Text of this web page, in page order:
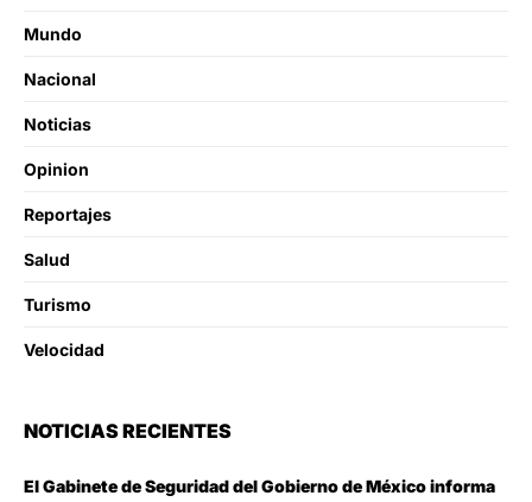
Mundo
Nacional
Noticias
Opinion
Reportajes
Salud
Turismo
Velocidad
NOTICIAS RECIENTES
El Gabinete de Seguridad del Gobierno de México informa